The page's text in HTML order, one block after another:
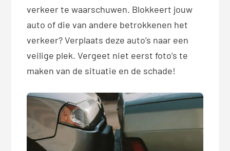
verkeer te waarschuwen. Blokkeert jouw
auto of die van andere betrokkenen het
verkeer? Verplaats deze auto’s naar een
veilige plek. Vergeet niet eerst foto’s te
maken van de situatie en de schade!